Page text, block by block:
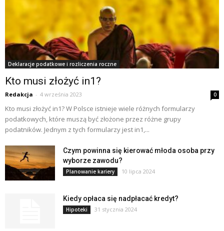
Deklaracje podatkowe i rozliczenia roczne
Kto musi złożyć in1?
Redakcja - 4 września 2023 0
Kto musi złożyć in1? W Polsce istnieje wiele różnych formularzy
podatkowych, które muszą być złożone przez różne grupy
podatników. Jednym z tych formularzy jest in1,...
Czym powinna się kierować młoda osoba przy
wyborze zawodu?
Planowanie kariery 10 lipca 2024
Kiedy opłaca się nadpłacać kredyt?
Hipoteki 31 stycznia 2024